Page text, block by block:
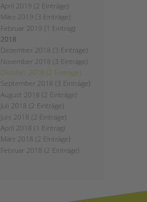
April 2019 (2 Einträge)
März 2019 (3 Einträge)
Februar 2019 (1 Eintrag)
2018
Dezember 2018 (3 Einträge)
November 2018 (3 Einträge)
Oktober 2018 (2 Einträge)
September 2018 (3 Einträge)
August 2018 (2 Einträge)
Juli 2018 (2 Einträge)
Juni 2018 (2 Einträge)
April 2018 (1 Eintrag)
März 2018 (2 Einträge)
Februar 2018 (2 Einträge)